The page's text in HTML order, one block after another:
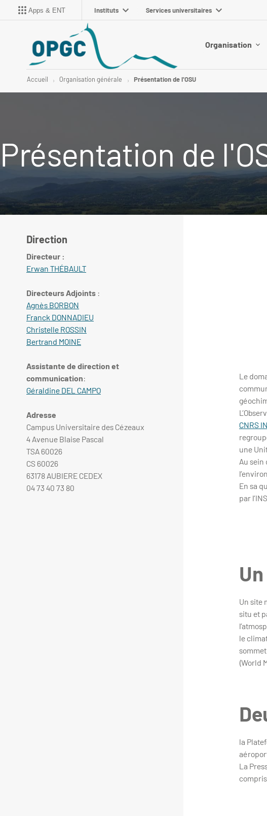
Apps & ENT Instituts Services universitaires
Organisation
Accueil Organisation générale Présentation de l'OSU
Présentation de
Le
CNRS
une
Au sein
En sa
par
Un site
situ et
le
(World
la
La
Direction
Directeur :
Erwan THÉBAULT
Directeurs Adjoints :
Agnès BORBON
Franck DONNADIEU
Christelle ROSSIN
Bertrand MOINE
Assistante de direction et
communication:
Géraldine DEL CAMPO
Adresse
Campus Universitaire des Cézeaux
4 Avenue Blaise Pascal
TSA 60026
CS 60026
63178 AUBIERE CEDEX
04 73 40 73 80